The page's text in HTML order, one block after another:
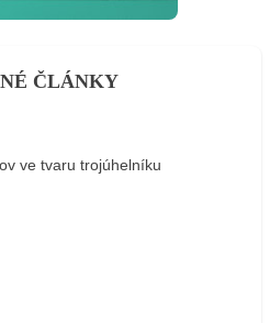
ČLÁNKY
ve tvaru trojúhelníku